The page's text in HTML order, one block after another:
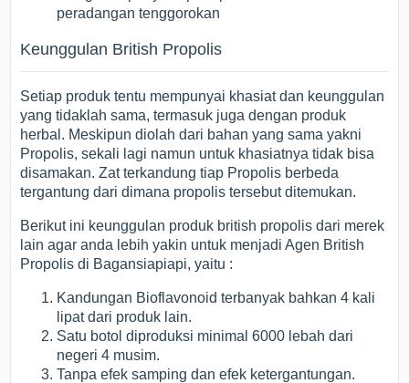
peradangan tenggorokan
Keunggulan British Propolis
Setiap produk tentu mempunyai khasiat dan keunggulan
yang tidaklah sama, termasuk juga dengan produk
herbal. Meskipun diolah dari bahan yang sama yakni
Propolis, sekali lagi namun untuk khasiatnya tidak bisa
disamakan. Zat terkandung tiap Propolis berbeda
tergantung dari dimana propolis tersebut ditemukan.
Berikut ini keunggulan produk british propolis dari merek
lain agar anda lebih yakin untuk menjadi Agen British
Propolis di Bagansiapiapi, yaitu :
Kandungan Bioflavonoid terbanyak bahkan 4 kali
lipat dari produk lain.
Satu botol diproduksi minimal 6000 lebah dari
negeri 4 musim.
Tanpa efek samping dan efek ketergantungan.